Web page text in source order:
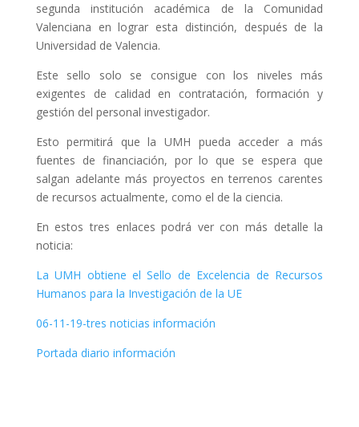
segunda institución académica de la Comunidad
Valenciana en lograr esta distinción, después de la
Universidad de Valencia.
Este sello solo se consigue con los niveles más
exigentes de calidad en contratación, formación y
gestión del personal investigador.
Esto permitirá que la UMH pueda acceder a más
fuentes de financiación, por lo que se espera que
salgan adelante más proyectos en terrenos carentes
de recursos actualmente, como el de la ciencia.
En estos tres enlaces podrá ver con más detalle la
noticia:
La UMH obtiene el Sello de Excelencia de Recursos
Humanos para la Investigación de la UE
06-11-19-tres noticias información
Portada diario información